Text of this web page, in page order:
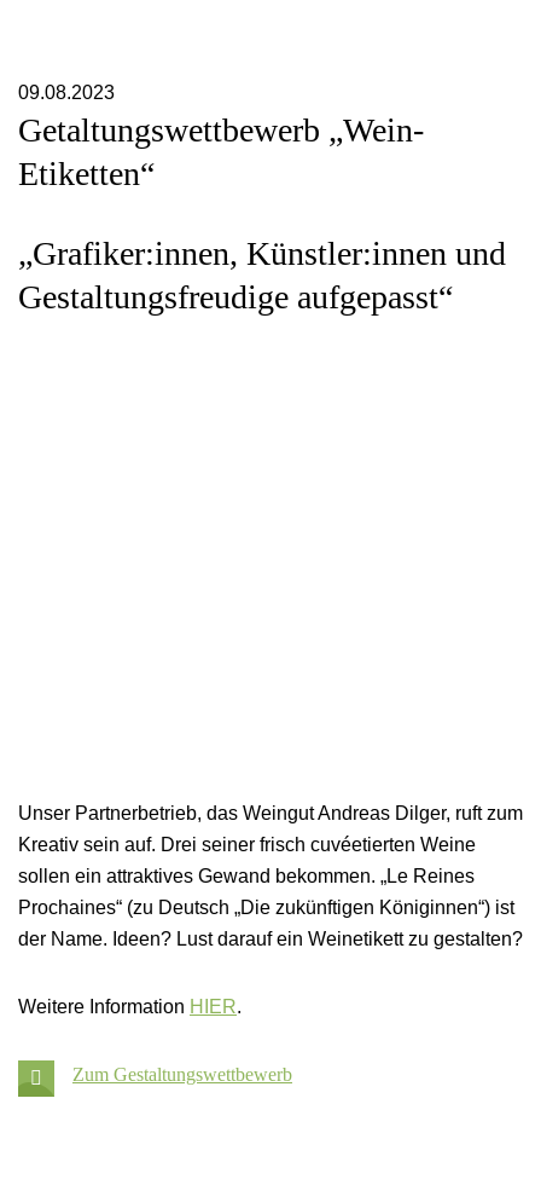
09.08.2023
Getaltungswettbewerb „Wein-
Etiketten“
„Grafiker:innen, Künstler:innen und
Gestaltungsfreudige aufgepasst“
Unser Partnerbetrieb, das Weingut Andreas Dilger, ruft zum
Kreativ sein auf. Drei seiner frisch cuvéetierten Weine
sollen ein attraktives Gewand bekommen. „Le Reines
Prochaines“ (zu Deutsch „Die zukünftigen Königinnen“) ist
der Name. Ideen? Lust darauf ein Weinetikett zu gestalten?
Weitere Information HIER.
Opens downoad in new tab
Zum Gestaltungswettbewerb